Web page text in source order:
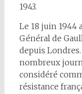
1943.
Le 18 juin 1944
Général de
depuis
nombreux
considéré
résistance